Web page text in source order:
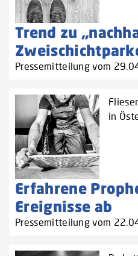
Trend zu
Pressemitteilung vom
in
Erfahrene
Ereignisse ab
Pressemitteilung vom